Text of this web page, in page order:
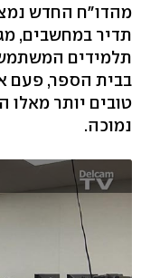
מהדו"ח החדש
תדיר במחשבים,
תלמידים
בבית הספר, פעם
טובים יותר
נמוכה.